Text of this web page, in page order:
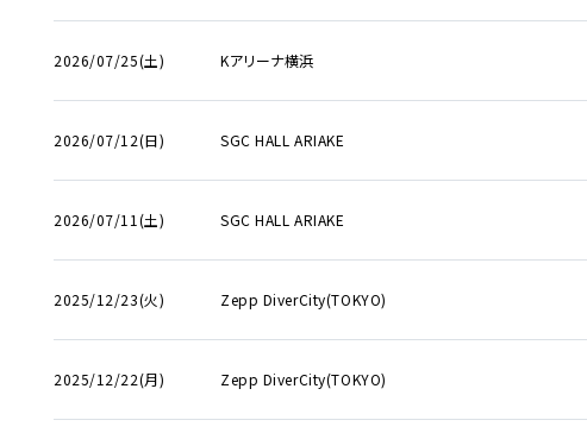
過去公演
FAQ
フリーペーパー DI:GA
広告掲載について
会館自主公演事業のご案内
2026/07/25(土) Kアリーナ横浜
2026/07/12(日) SGC HALL ARIAKE
2026/07/11(土) SGC HALL ARIAKE
2025/12/23(火) Zepp DiverCity(TOKYO)
2025/12/22(月) Zepp DiverCity(TOKYO)